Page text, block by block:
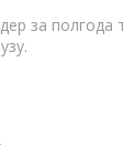
за полгода